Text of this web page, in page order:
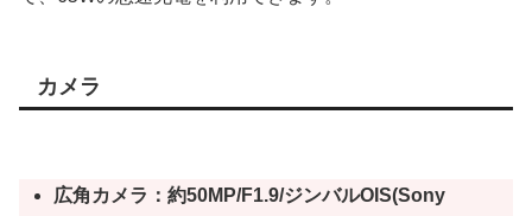
カメラ
広角カメラ：約50MP/F1.9/ジンバルOIS(Sony